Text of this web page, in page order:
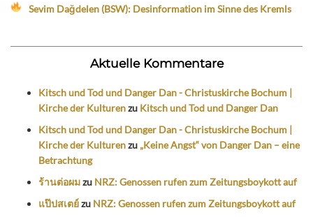
Sevim Dağdelen (BSW): Desinformation im Sinne des Kremls
Aktuelle Kommentare
Kitsch und Tod und Danger Dan - Christuskirche Bochum |
Kirche der Kulturenzu Kitsch und Tod und Danger Dan
Kitsch und Tod und Danger Dan - Christuskirche Bochum |
Kirche der Kulturenzu „Keine Angst“ von Danger Dan – eine
Betrachtung
ร้านต่อผมzu NRZ: Genossen rufen zum Zeitungsboykott auf
แป๊ปสเตย์zu NRZ: Genossen rufen zum Zeitungsboykott auf